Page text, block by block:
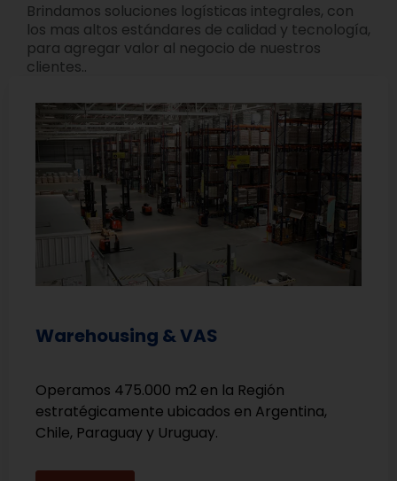
Brindamos soluciones logísticas integrales, con
los mas altos estándares de calidad y tecnología,
para agregar valor al negocio de nuestros
clientes..
Warehousing & VAS
Operamos 475.000 m2 en la Región
estratégicamente ubicados en Argentina,
Chile, Paraguay y Uruguay.